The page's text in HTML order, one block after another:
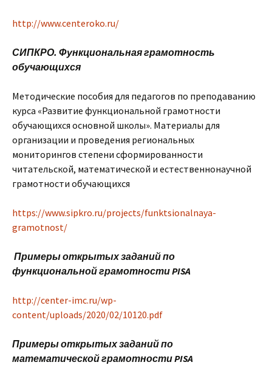
http://www.centeroko.ru/
СИПКРО. Функциональная грамотность
обучающихся
Методические пособия для педагогов по преподаванию
курса «Развитие функциональной грамотности
обучающихся основной школы». Материалы для
организации и проведения региональных
мониторингов степени сформированности
читательской, математической и естественнонаучной
грамотности обучающихся
https://www.sipkro.ru/projects/funktsionalnaya-
gramotnost/
Примеры открытых заданий по
функциональной грамотности PISA
http://center-imc.ru/wp-
content/uploads/2020/02/10120.pdf
Примеры открытых заданий по
математической грамотности PISA